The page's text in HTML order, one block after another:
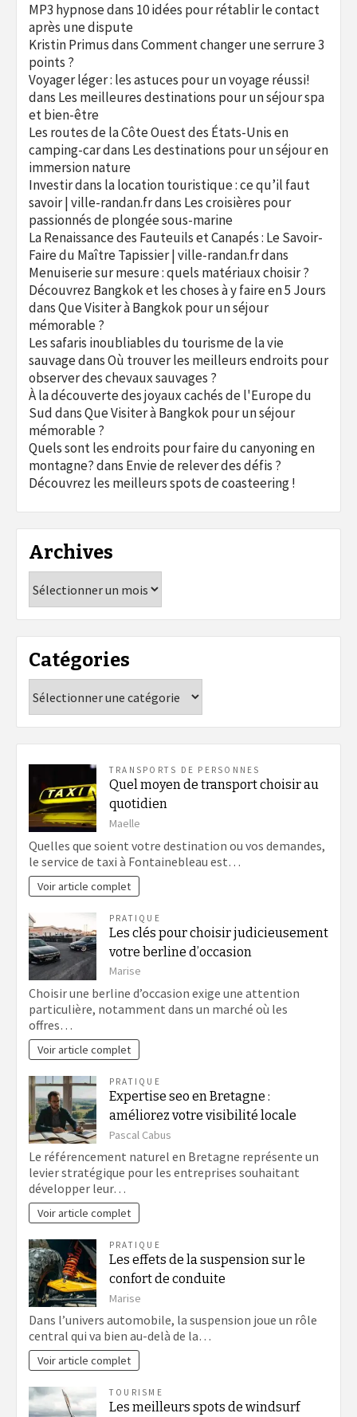
MP3 hypnosedans 10 idées pour rétablir le contact
après une dispute
Kristin PrimusdansComment changer une serrure 3
points ?
Voyager léger : les astuces pour un voyage réussi!
dans Les meilleures destinations pour un séjour spa
et bien-être
Les routes de la Côte Ouest des États-Unis en
camping-cardans Les destinations pour un séjour en
immersion nature
Investir dans la location touristique : ce qu’il faut
savoir | ville-randan.frdans Les croisières pour
passionnés de plongée sous-marine
La Renaissance des Fauteuils et Canapés : Le Savoir-
Faire du Maître Tapissier | ville-randan.frdans
Menuiserie sur mesure : quels matériaux choisir ?
Découvrez Bangkok et les choses à y faire en 5 Jours
dansQue Visiter à Bangkok pour un séjour
mémorable ?
Les safaris inoubliables du tourisme de la vie
sauvagedansOù trouver les meilleurs endroits pour
observer des chevaux sauvages ?
À la découverte des joyaux cachés de l'Europe du
SuddansQue Visiter à Bangkok pour un séjour
mémorable ?
Quels sont les endroits pour faire du canyoning en
montagne?dans Envie de relever des défis ?
Découvrez les meilleurs spots de coasteering !
Archives
Catégories
TRANSPORTS DE PERSONNES
Quel moyen de transport choisir au
quotidien
Maelle
Quelles que soient votre destination ou vos demandes,
le service de taxi à Fontainebleau est…
Voir article complet
PRATIQUE
Les clés pour choisir judicieusement
votre berline d’occasion
Marise
Choisir une berline d’occasion exige une attention
particulière, notamment dans un marché où les
offres…
Voir article complet
PRATIQUE
Expertise seo en Bretagne :
améliorez votre visibilité locale
Pascal Cabus
Le référencement naturel en Bretagne représente un
levier stratégique pour les entreprises souhaitant
développer leur…
Voir article complet
PRATIQUE
Les effets de la suspension sur le
confort de conduite
Marise
Dans l’univers automobile, la suspension joue un rôle
central qui va bien au-delà de la…
Voir article complet
TOURISME
Les meilleurs spots de windsurf